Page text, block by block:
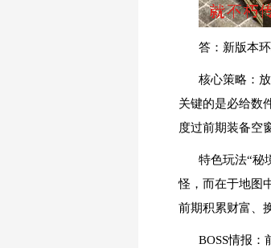
答：新版本
核心策略：
关键的是必给数
度过前期装备空
特色玩法“秘
怪，而在于地图
前期积累财富、
BOSS情报：